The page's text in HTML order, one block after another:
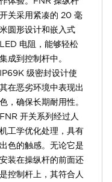
开关采用紧凑的 20 毫
米圆形设计和嵌入式
LED 电阻，能够轻松
集成到控制杆中。
IP69K 级密封设计使
其在恶劣环境中表现出
色，确保长期耐用性。
FNR 开关系列经过人
机工学优化处理，具有
出色的触感。无论它是
安装在操纵杆的前面还
是控制杆上，其符合人